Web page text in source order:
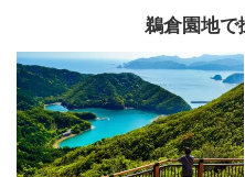
鵜倉園地で